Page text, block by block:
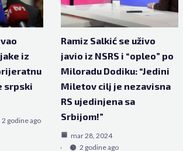
iz
srpski
2 godine ago
Ramiz Salkić se uživo
javio iz NSRS i “opleo” po
Miloradu Dodiku: “Jedini
Miletov cilj je nezavisna
RS ujedinjena sa
Srbijom!”
mar 28, 2024
2 godine ago